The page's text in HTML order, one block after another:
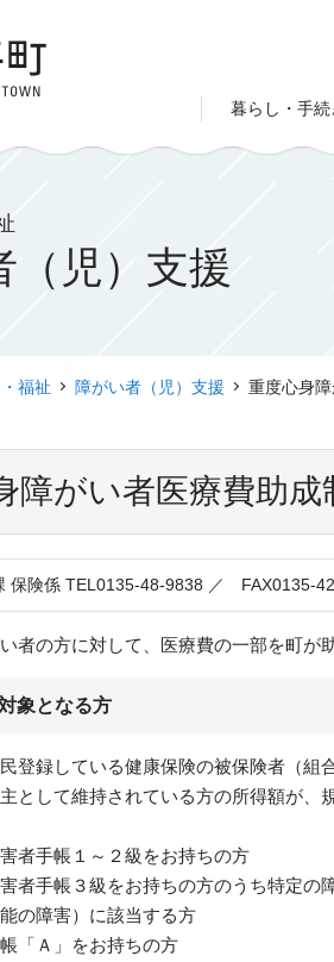
暮らし・手続
（児）支援
福祉 障がい者（児）支援 重度心身
障がい者医療費助成
保険係 TEL0135-48-9838 ／ FAX0135-
者の方に対して、医療費の一部を町が
象となる方
登録している健康保険の被保険者（組
として維持されている方の所得額が
手帳１～２級をお持ちの方
手帳３級をお持ちの方のうち特定の
障害）に該当する方
Ａ」をお持ちの方